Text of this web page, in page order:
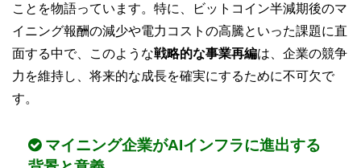
ことを物語っています。特に、ビットコイン半減期後のマ
イニング報酬の減少や電力コストの高騰といった課題に直
面する中で、このような戦略的な事業再編は、企業の競争
力を維持し、将来的な成長を確実にするために不可欠で
す。
マイニング企業がAIインフラに進出する